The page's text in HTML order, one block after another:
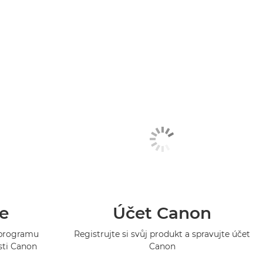
Canon
Účet Canon
Registrujte si svůj produkt a spravujte účet
Canon